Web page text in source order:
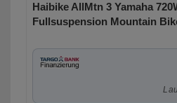
Haibike AllMtn 3 Yamaha
Fullsuspension Mountain